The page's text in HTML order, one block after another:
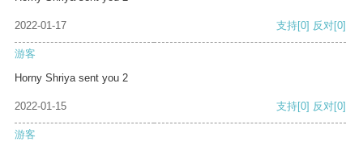
2022-01-17 支持[0] 反对[0]
游客
Horny Shriya sent you 2
2022-01-15 支持[0] 反对[0]
游客